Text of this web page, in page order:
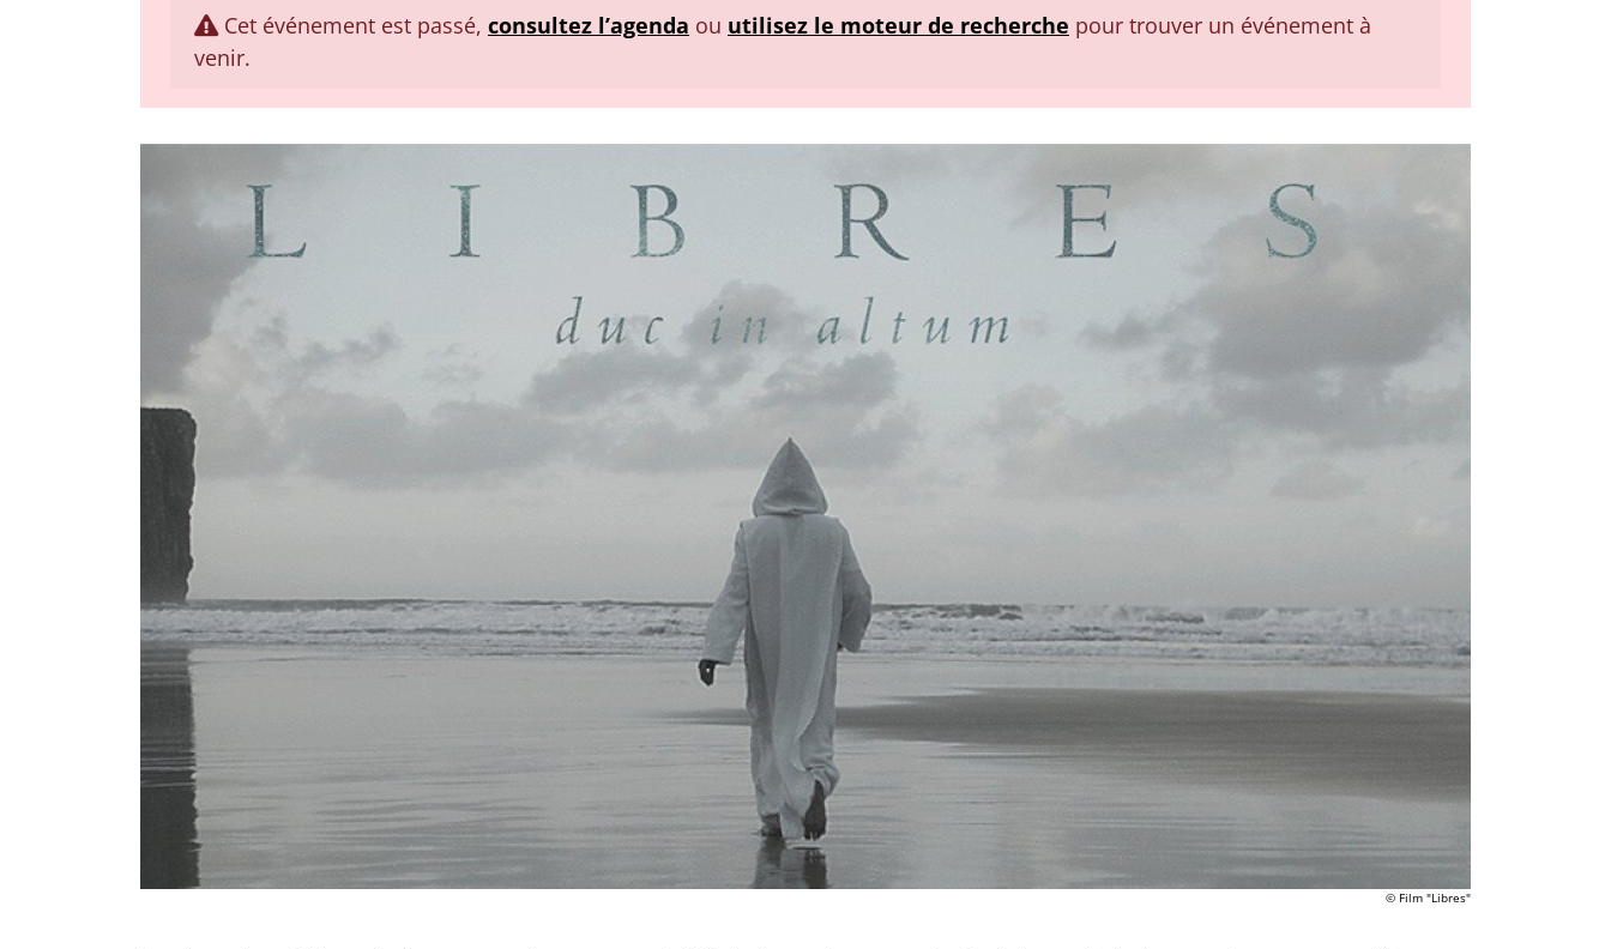
Cet événement est passé, consultez l’agenda ou utilisez le moteur de recherche pour trouver un événement à
venir.
© Film "Libres"